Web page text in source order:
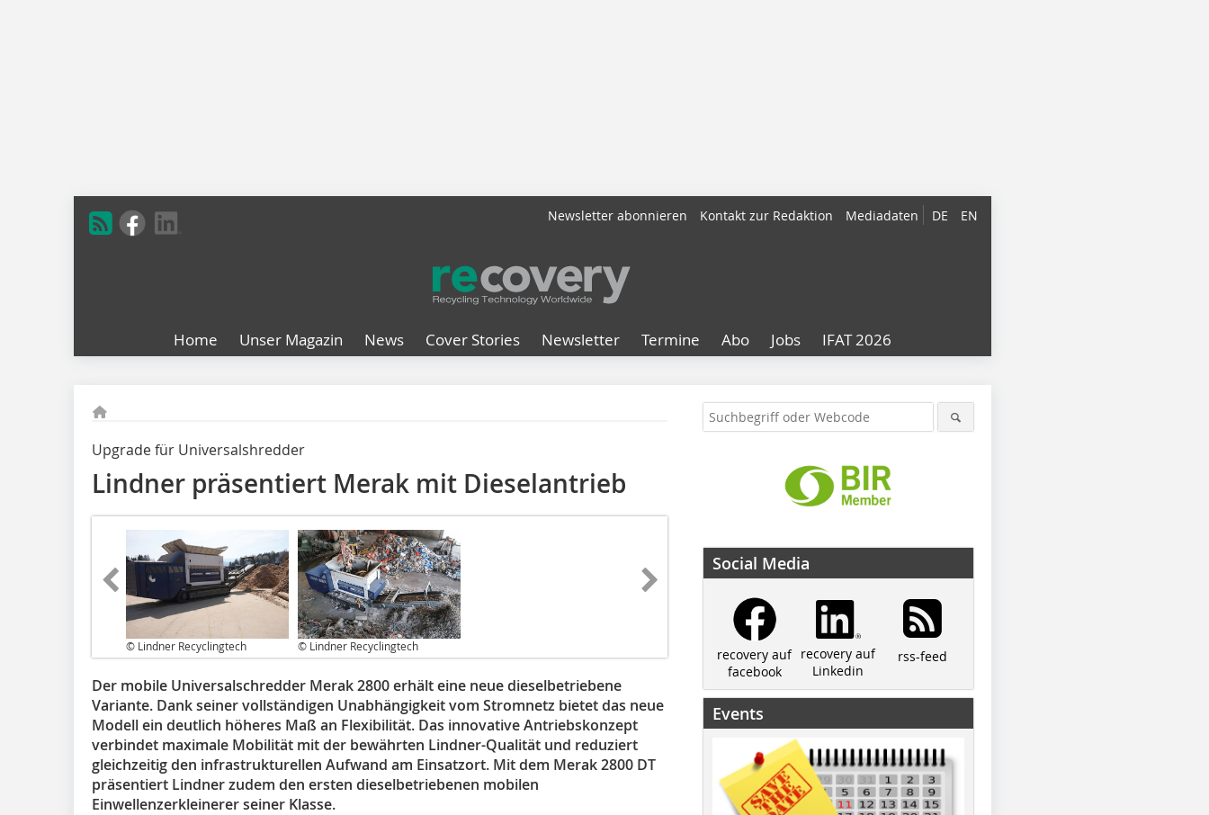
DE EN
Newsletter abonnieren Kontakt zur Redaktion Mediadaten
Home Unser Magazin News Cover Stories Newsletter Termine Abo Jobs IFAT 2026
Upgrade für Universalshredder
Lindner präsentiert Merak mit Dieselantrieb
© Lindner Recyclingtech © Lindner Recyclingtech
Der mobile Universalschredder Merak 2800 erhält eine neue dieselbetriebene
Variante. Dank seiner vollständigen Unabhängigkeit vom Stromnetz bietet das neue
Modell ein deutlich höheres Maß an Flexibilität. Das innovative Antriebskonzept
verbindet maximale Mobilität mit der bewährten Lindner-Qualität und reduziert
gleichzeitig den infrastrukturellen Aufwand am Einsatzort. Mit dem Merak 2800 DT
präsentiert Lindner zudem den ersten dieselbetriebenen mobilen
Einwellenzerkleinerer seiner Klasse.
Social Media
recovery auf
facebook
recovery auf
Linkedin
rss-feed
Events